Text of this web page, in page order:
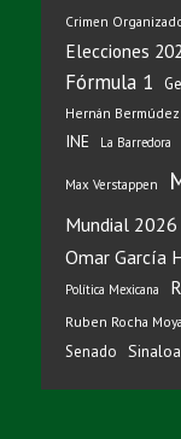
Crimen
Elecciones
Fórmula 1
Hernán
INE La Barredora
Max Verstappen
Mundial 2026
Omar García
Política Mexicana
Ruben Rocha Moya
Senado Sinaloa